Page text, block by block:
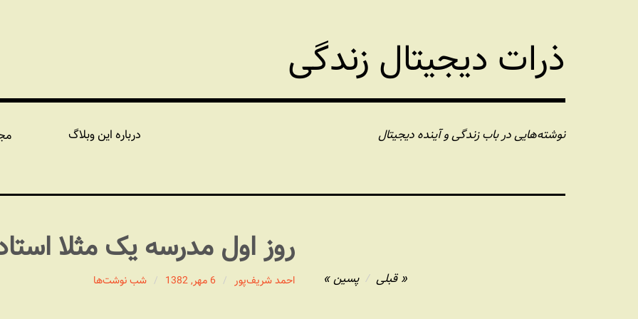
ذرات دیجیتال زندگی
نوشته‌هایی در باب زندگی و آینده دیجیتال درباره این وبلاگ
روز اول مدرسه یک مثلا
احمد شریف‌پور 6 مهر, 1382 شب نوشت‌ها قبلی پسین